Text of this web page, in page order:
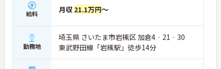
給料 月収 21.1万円～
勤務地
埼玉県 さいたま市岩槻区 加倉4‐21‐30
東武野田線「岩槻駅」徒歩14分